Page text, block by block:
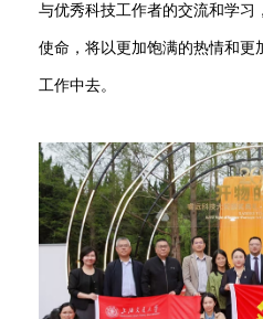
与优秀科技工作者的交流和学习
使命，将以更加饱满的热情和更
工作中去。